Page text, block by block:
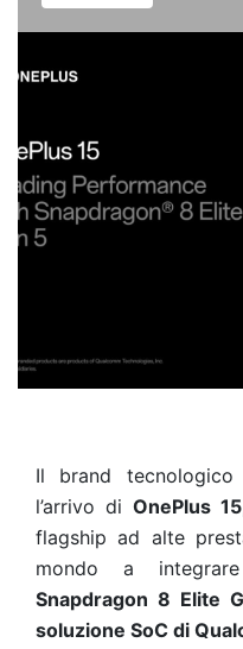
Il brand tecnologico
l’arrivo diOnePlus 15
flagship ad alte
mondo a
Snapdragon 8 Elite
soluzione SoC di